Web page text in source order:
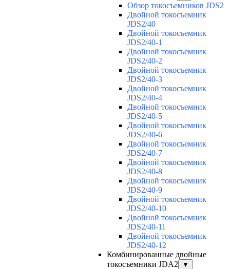
Обзор токосъемников JDS2
Двойной токосъемник
JDS2/40
Двойной токосъемник
JDS2/40-1
Двойной токосъемник
JDS2/40-2
Двойной токосъемник
JDS2/40-3
Двойной токосъемник
JDS2/40-4
Двойной токосъемник
JDS2/40-5
Двойной токосъемник
JDS2/40-6
Двойной токосъемник
JDS2/40-7
Двойной токосъемник
JDS2/40-8
Двойной токосъемник
JDS2/40-9
Двойной токосъемник
JDS2/40-10
Двойной токосъемник
JDS2/40-11
Двойной токосъемник
JDS2/40-12
Комбинированные двойные
токосъемники JDA2
▼